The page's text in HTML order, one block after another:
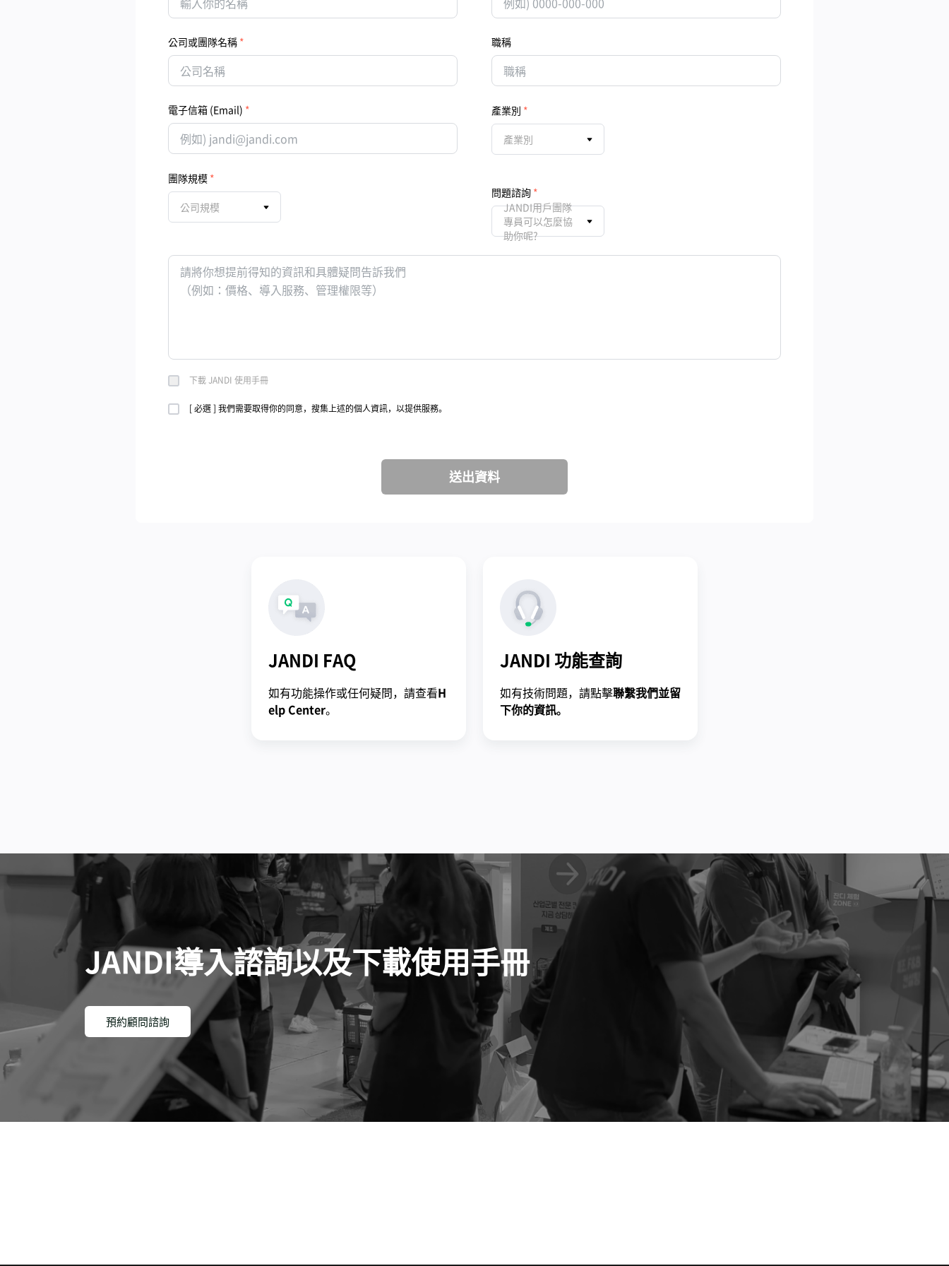
公司或團隊名稱 職稱
電子信箱 (Email) 產業別
產業別
團隊規模
公司規模
問題諮詢
JANDI用戶團隊
專員可以怎麼協
助你呢?
下載 JANDI 使用手冊
[ 必選 ] 我們需要取得你的同意，搜集上述的個人資訊，以提供服務。
送出資料
JANDI FAQ
如有功能操作或任何疑問，請查看H
elp Center。
JANDI 功能查詢
如有技術問題，請點擊聯繫我們並留
下你的資訊。
JANDI導入諮詢以及下載使用手冊
預約顧問諮詢